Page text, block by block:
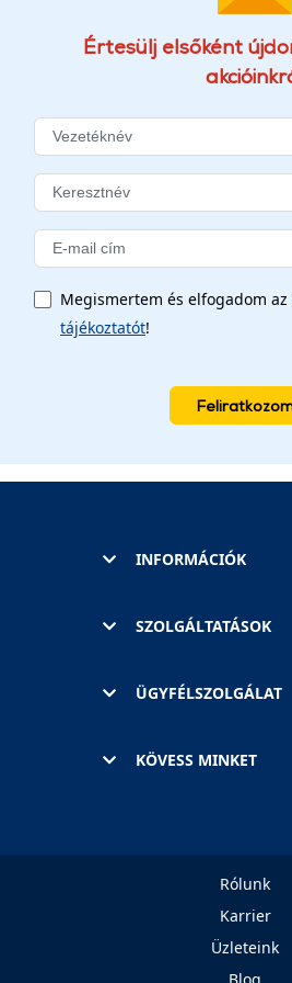
Értesülj elsőként
Megismertem és elfogadom az
tájékoztatót!
INFORMÁCIÓK
SZOLGÁLTATÁSOK
ÜGYFÉLSZOLGÁLAT
KÖVESS MINKET
Rólunk
Karrier
Üzleteink